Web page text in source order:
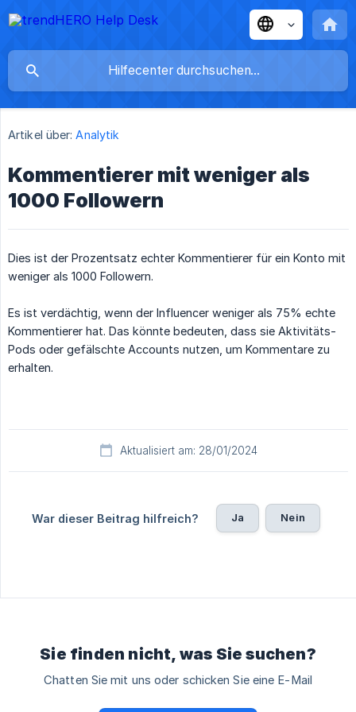
Artikel über: Analytik
Kommentierer mit weniger als
1000 Followern
Dies ist der Prozentsatz echter Kommentierer für ein Konto mit
weniger als 1000 Followern.
Es ist verdächtig, wenn der Influencer weniger als 75% echte
Kommentierer hat. Das könnte bedeuten, dass sie Aktivitäts-
Pods oder gefälschte Accounts nutzen, um Kommentare zu
erhalten.
Aktualisiert am: 28/01/2024
War dieser Beitrag hilfreich? Ja Nein
Sie finden nicht, was Sie suchen?
Chatten Sie mit uns oder schicken Sie eine E-Mail